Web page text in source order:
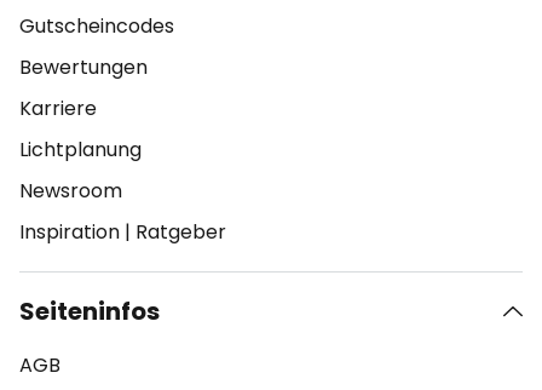
Gutscheincodes
Bewertungen
Karriere
Lichtplanung
Newsroom
Inspiration | Ratgeber
Seiteninfos
AGB